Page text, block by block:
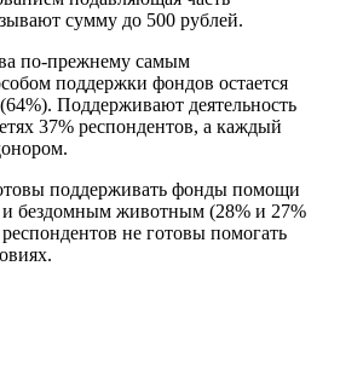
сумму до 500 рублей.
по-прежнему самым
поддержки фондов остается
Поддерживают деятельность
37% респондентов, а каждый
поддерживать фонды помощи
и бездомным животным (28% и 27%
не готовы помогать